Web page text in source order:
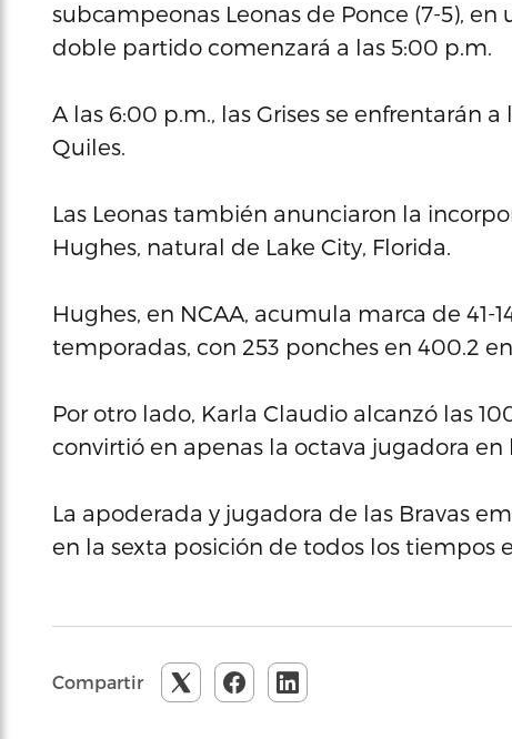
subcampeonas Leonas de Ponce (7-5),
doble partido comenzará a las 5:00 p.m.
A las 6:00 p.m., las Grises se enfrentarán
Quiles.
Las Leonas también anunciaron la
Hughes, natural de Lake City, Florida.
Hughes, en NCAA, acumula marca de 41-
temporadas, con 253 ponches en 400.2
Por otro lado, Karla Claudio alcanzó las
convirtió en apenas la octava jugadora en
La apoderada y jugadora de las Bravas
en la sexta posición de todos los tiempos
Compartir